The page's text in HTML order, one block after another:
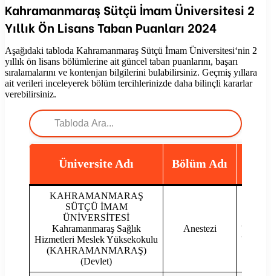
Kahramanmaraş Sütçü İmam Üniversitesi 2
Yıllık Ön Lisans Taban Puanları 2024
Aşağıdaki tabloda Kahramanmaraş Sütçü İmam Üniversitesi‘nin 2
yıllık ön lisans bölümlerine ait güncel taban puanlarını, başarı
sıralamalarını ve kontenjan bilgilerini bulabilirsiniz. Geçmiş yıllara
ait verileri inceleyerek bölüm tercihlerinizde daha bilinçli kararlar
verebilirsiniz.
Üniversite Adı Bölüm Adı
KAHRAMANMARAŞ
SÜTÇÜ İMAM
ÜNİVERSİTESİ
Kahramanmaraş Sağlık
Hizmetleri Meslek Yüksekokulu
(KAHRAMANMARAŞ)
(Devlet)
Anestezi